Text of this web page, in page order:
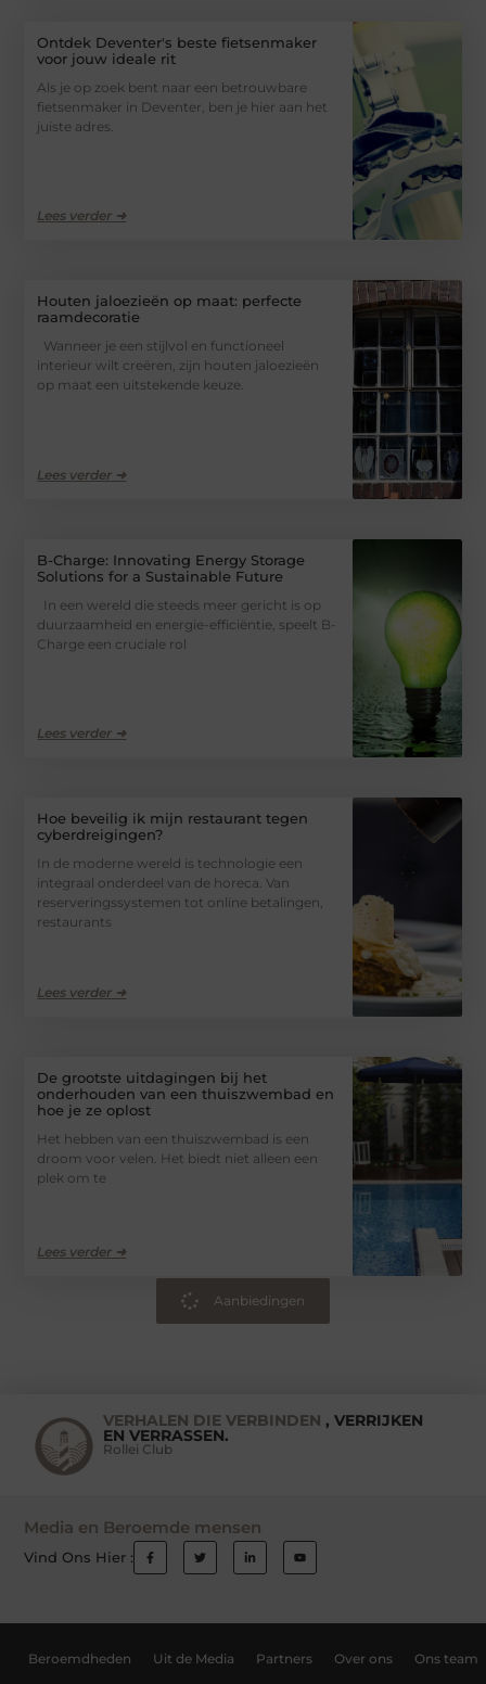
Ontdek Deventer's beste fietsenmaker
voor jouw ideale rit
Als je op zoek bent naar een betrouwbare
fietsenmaker in Deventer, ben je hier aan het
juiste adres.
Lees verder ➜
Houten jaloezieën op maat: perfecte
raamdecoratie
Wanneer je een stijlvol en functioneel
interieur wilt creëren, zijn houten jaloezieën
op maat een uitstekende keuze.
Lees verder ➜
B-Charge: Innovating Energy Storage
Solutions for a Sustainable Future
In een wereld die steeds meer gericht is op
duurzaamheid en energie-efficiëntie, speelt B-
Charge een cruciale rol
Lees verder ➜
Hoe beveilig ik mijn restaurant tegen
cyberdreigingen?
In de moderne wereld is technologie een
integraal onderdeel van de horeca. Van
reserveringssystemen tot online betalingen,
restaurants
Lees verder ➜
De grootste uitdagingen bij het
onderhouden van een thuiszwembad en
hoe je ze oplost
Het hebben van een thuiszwembad is een
droom voor velen. Het biedt niet alleen een
plek om te
Lees verder ➜
Aanbiedingen
VERHALEN DIE VERBINDEN , VERRIJKEN
EN VERRASSEN.
Rollei Club
Media en Beroemde mensen
Vind Ons Hier :
Beroemdheden Uit de Media Partners Over ons Ons team